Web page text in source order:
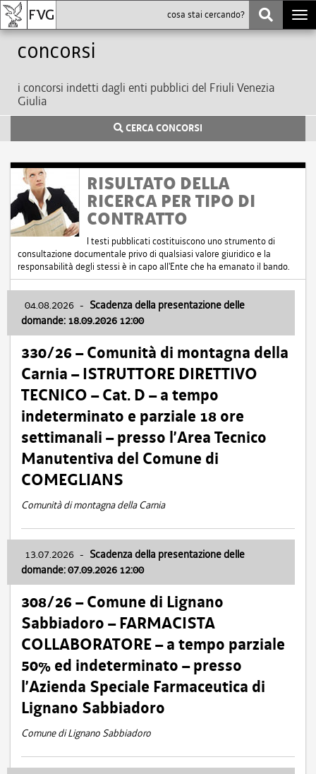
Concorsi
i concorsi indetti dagli enti pubblici del Friuli Venezia
Giulia
CERCA CONCORSI
RISULTATO DELLA
RICERCA PER TIPO DI
CONTRATTO
I testi pubblicati costituiscono uno strumento di
consultazione documentale privo di qualsiasi valore giuridico e la
responsabilità degli stessi è in capo all'Ente che ha emanato il bando.
04.08.2026 - Scadenza della presentazione delle
domande: 18.09.2026 12:00
330/26 – Comunità di montagna della
Carnia – ISTRUTTORE DIRETTIVO
TECNICO – Cat. D – a tempo
indeterminato e parziale 18 ore
settimanali – presso l’Area Tecnico
Manutentiva del Comune di
COMEGLIANS
Comunità di montagna della Carnia
13.07.2026 - Scadenza della presentazione delle
domande: 07.09.2026 12:00
308/26 – Comune di Lignano
Sabbiadoro – FARMACISTA
COLLABORATORE – a tempo parziale
50% ed indeterminato – presso
l’Azienda Speciale Farmaceutica di
Lignano Sabbiadoro
Comune di Lignano Sabbiadoro